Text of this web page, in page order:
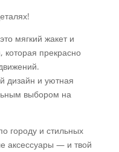
мягкий жакет и
прекрасно
дизайн и уютная
выбором на
городу и стильных
аксессуары — и твой